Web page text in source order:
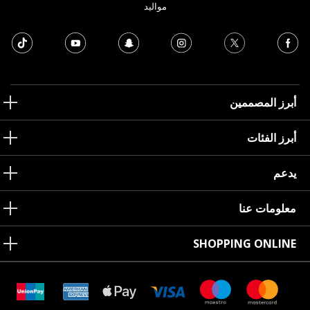
مواليد
أبرز المصممين
أبرز الفئات
يدعم
معلومات عنا
SHOPPING ONLINE